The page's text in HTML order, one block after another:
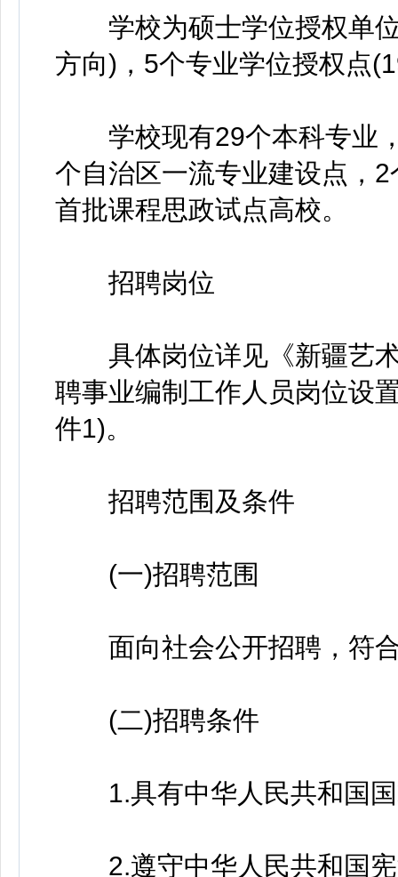
学校为硕士学位授权单位
方向)，5个专业学位授权点
学校现有29个本科专业，
个自治区一流专业建设点，
首批课程思政试点高校。
招聘岗位
具体岗位详见《新疆艺术
聘事业编制工作人员岗位设
件1)。
招聘范围及条件
(一)招聘范围
面向社会公开招聘，符合
(二)招聘条件
1.具有中华人民共和国国
2.遵守中华人民共和国宪